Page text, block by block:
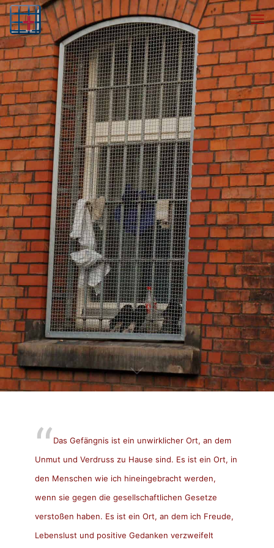
Das Gefängnis ist ein unwirklicher Ort, an dem
Unmut und Verdruss zu Hause sind. Es ist ein Ort, in
den Menschen wie ich hineingebracht werden,
wenn sie gegen die gesellschaftlichen Gesetze
verstoßen haben. Es ist ein Ort, an dem ich Freude,
Lebenslust und positive Gedanken verzweifelt